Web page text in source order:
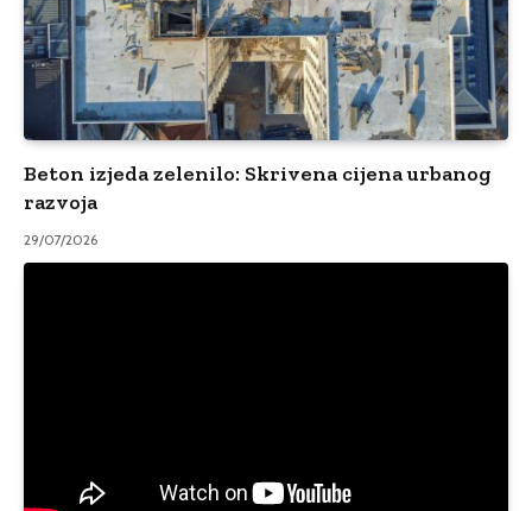
Beton izjeda zelenilo: Skrivena cijena urbanog
razvoja
29/07/2026